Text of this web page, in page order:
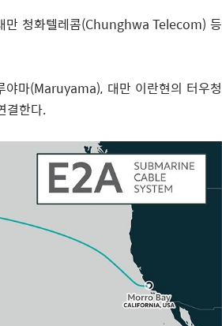
만 청화텔레콤(Chunghwa Telecom)등
야마(Maruyama), 대만 이란현의 터우청
결한다.